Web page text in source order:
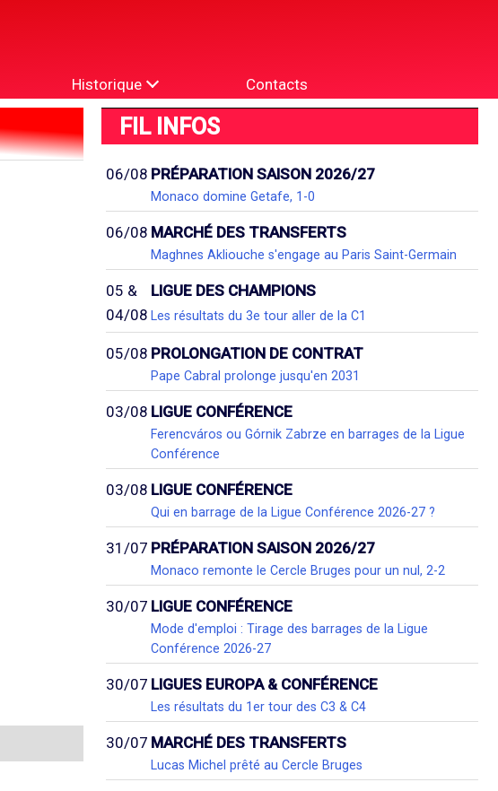
Historique Contacts
FIL INFOS
06/08 PRÉPARATION SAISON 2026/27
Monaco domine Getafe, 1-0
06/08 MARCHÉ DES TRANSFERTS
Maghnes Akliouche s'engage au Paris Saint-Germain
05 &
04/08
LIGUE DES CHAMPIONS
Les résultats du 3e tour aller de la C1
05/08 PROLONGATION DE CONTRAT
Pape Cabral prolonge jusqu'en 2031
03/08 LIGUE CONFÉRENCE
Ferencváros ou Górnik Zabrze en barrages de la Ligue
Conférence
03/08 LIGUE CONFÉRENCE
Qui en barrage de la Ligue Conférence 2026-27 ?
31/07 PRÉPARATION SAISON 2026/27
Monaco remonte le Cercle Bruges pour un nul, 2-2
30/07 LIGUE CONFÉRENCE
Mode d'emploi : Tirage des barrages de la Ligue
Conférence 2026-27
30/07 LIGUES EUROPA & CONFÉRENCE
Les résultats du 1er tour des C3 & C4
30/07 MARCHÉ DES TRANSFERTS
Lucas Michel prêté au Cercle Bruges